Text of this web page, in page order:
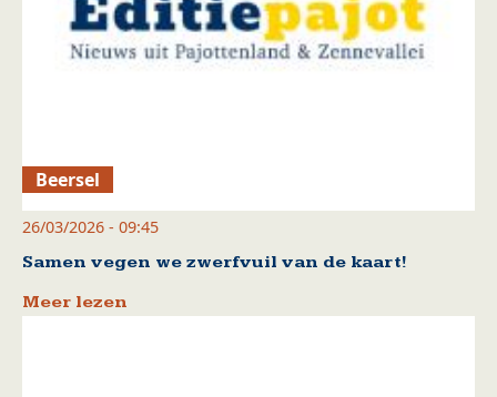
Beersel
26/03/2026 - 09:45
Samen vegen we zwerfvuil van de kaart!
Meer lezen